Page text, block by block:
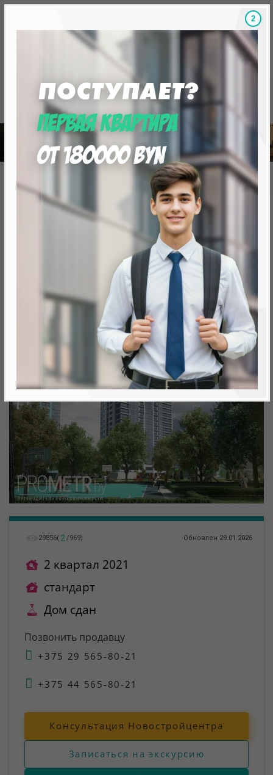
Скидки на новостройки, бонусы
«Минск Мир»
25.2 "Токио", квартал "Азия"
25.2 "Токио", квартал "Азия"
от 393 713.0 BYN (133 980 USD)
Минск, Октябрьский, ул. Савицкого
метро «Ковальская Слобода», 566 м
29856( 2 /969) Обновлен 29.01.2026
2 квартал 2021
стандарт
Дом сдан
Позвонить продавцу
+375 29 565-80-21
+375 44 565-80-21
Консультация Новостройцентра
Записаться на экскурсию
1